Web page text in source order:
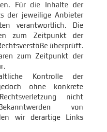
Für die Inhalte der
der jeweilige Anbieter
verantwortlich. Die
zum Zeitpunkt der
überprüft.
zum Zeitpunkt der
Kontrolle der
ohne konkrete
nicht
von
wir derartige Links